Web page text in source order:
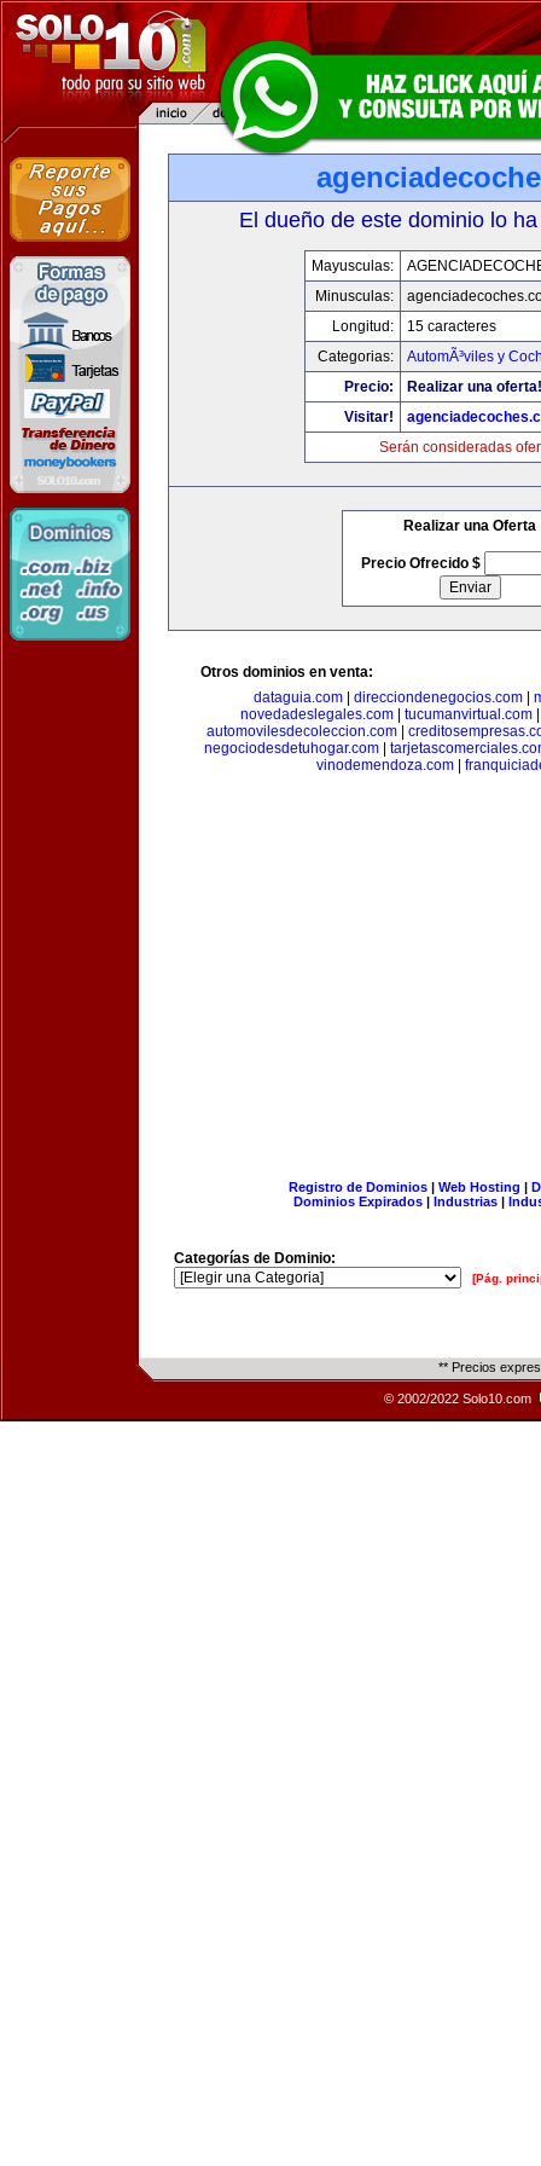
El dueño de este dominio lo
Mayusculas:
Minusculas:
Longitud:
15 caracteres
Categorias:
AutomÃ³viles y
Precio:
Realizar una oferta!
Visitar!
Serán consideradas
Realizar una Oferta
Precio Ofrecido $
Otros dominios en venta:
dataguia.com| direcciondenegocios.com|
novedadeslegales.com
tucumanvirtual.com
automovilesdecoleccion.com
negociodesdetuhogar.com
vinodemendoza.com|
Registro de Dominios| Web Hosting |
Dominios Expirados | Industrias |
Categorías de Dominio:
[Pág.
** Precios
© 2002/2022 Solo10.com